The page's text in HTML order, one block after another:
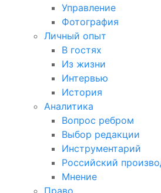
Управление
Фотография
Личный опыт
В гостях
Из жизни
Интервью
История
Аналитика
Вопрос ребром
Выбор редакции
Инструментарий
Российский
Мнение
Право